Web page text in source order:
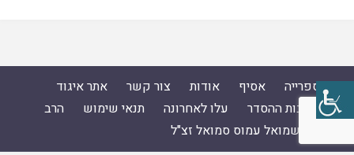
ספרייה אסיף אודות צור קשר
אתר איגוד
ישיבות ההסדר
עלו לאחרונה תנאי שימוש
הרב
ד"ר שמואל עמוס סמואל זצ"ל